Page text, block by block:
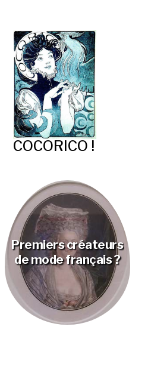
COCORICO !
Premiers créateurs
de mode français ?